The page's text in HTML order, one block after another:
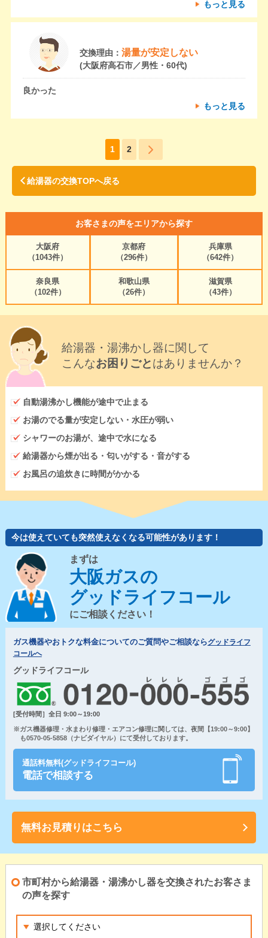
もっと見る
交換理由： 湯量が安定しない
(大阪府高石市／男性・60代)
良かった
もっと見る
1 2
給湯器の交換TOPへ戻る
お客さまの声をエリアから探す
大阪府
（1043件）
京都府
（296件）
兵庫県
（642件）
奈良県
（102件）
和歌山県
（26件）
滋賀県
（43件）
給湯器・湯沸かし器に関して
こんなお困りごとはありませんか？
自動湯沸かし機能が途中で止まる
お湯のでる量が安定しない・水圧が弱い
シャワーのお湯が、途中で水になる
給湯器から煙が出る・匂いがする・音がする
お風呂の追炊きに時間がかかる
今は使えていても突然使えなくなる可能性があります！
まずは
大阪ガスの
グッドライフコール
にご相談ください！
ガス機器やおトクな料金についてのご質問やご相談ならグッドライフ
コールへ
グッドライフコール
[受付時間］全日 9:00～19:00
※ガス機器修理・水まわり修理・エアコン修理に関しては、夜間【19:00～9:00】
も0570-05-5858（ナビダイヤル）にて受付しております。
通話料無料(グッドライフコール)
電話で相談する
無料お見積りはこちら
市町村から給湯器・湯沸かし器を交換されたお客さま
の声を探す